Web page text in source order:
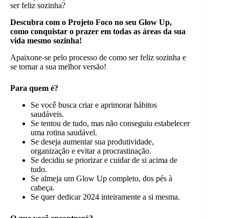
ser feliz sozinha?
Descubra com o Projeto Foco no seu Glow Up,
como conquistar o prazer em todas as áreas da sua
vida mesmo sozinha!
Apaixone-se pelo processo de como ser feliz sozinha e
se tornar a sua melhor versão!
Para quem é?
Se você busca criar e aprimorar hábitos
saudáveis.
Se tentou de tudo, mas não conseguiu estabelecer
uma rotina saudável.
Se deseja aumentar sua produtividade,
organização e evitar a procrastinação.
Se decidiu se priorizar e cuidar de si acima de
tudo.
Se almeja um Glow Up completo, dos pés à
cabeça.
Se quer dedicar 2024 inteiramente a si mesma.